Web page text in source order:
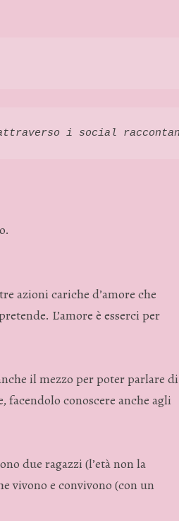
i social
azioni cariche d’amore che
L’amore è esserci per
il mezzo per poter parlare di
facendolo conoscere anche agli
due ragazzi (l’età non la
vivono e convivono (con un